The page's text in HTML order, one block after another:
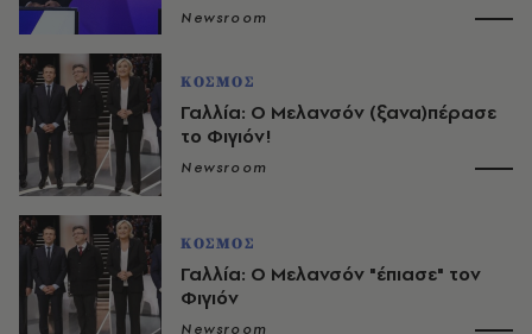
Newsroom
ΚΟΣΜΟΣ
Γαλλία: Ο Μελανσόν (ξανα)πέρασε
το Φιγιόν!
Newsroom
ΚΟΣΜΟΣ
Γαλλία: Ο Μελανσόν "έπιασε" τον
Φιγιόν
Newsroom